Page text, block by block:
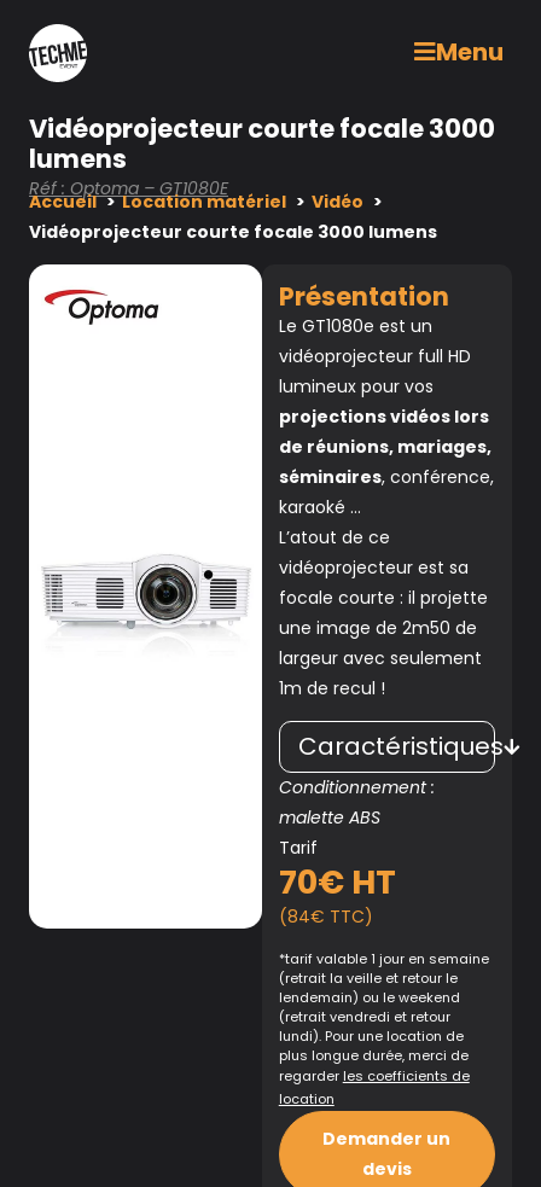
Menu
Vidéoprojecteur courte focale 3000
lumens
Réf : Optoma – GT1080E
Accueil Location matériel
Vidéo
Vidéoprojecteur courte focale 3000 lumens
Présentation
Le GT1080e est un
vidéoprojecteur full HD
lumineux pour vos
projections vidéos lors
de réunions, mariages,
séminaires, conférence,
karaoké …
L’atout de ce
vidéoprojecteur est sa
focale courte : il projette
une image de 2m50 de
largeur avec seulement
1m de recul !
Caractéristiques
Conditionnement :
malette ABS
Tarif
70€ HT
(84€ TTC)
*tarif valable 1 jour en semaine
(retrait la veille et retour le
lendemain) ou le weekend
(retrait vendredi et retour
lundi). Pour une location de
plus longue durée, merci de
regarder les coefficients de
location
Demander un
devis